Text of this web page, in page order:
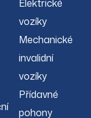
Elektrické
vozíky
Mechanické
invalidní
vozíky
Přídavné
pohony